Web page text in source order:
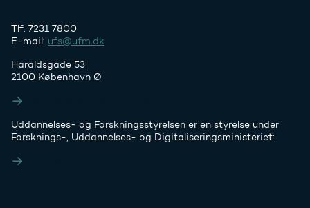
Tlf. 7231 7800
E-mail: ufs@ufm.dk
Haraldsgade 53
2100 København Ø
Uddannelses- og Forskningsstyrelsen er en styrelse under
Forsknings-, Uddannelses- og Digitaliseringsministeriet: